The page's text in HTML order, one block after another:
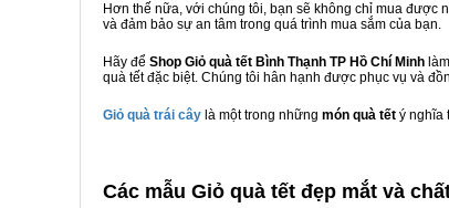
Hơn thế nữa, với chúng tôi, bạn sẽ không chỉ mua được
và đảm bảo sự an tâm trong quá trình mua sắm của bạn.
Hãy để Shop Giỏ quà tết Bình Thạnh TP Hồ Chí Minh
quà tết đặc biệt. Chúng tôi hân hạnh được phục vụ và
Giỏ quà trái cây là một trong những món quà tết ý nghĩa
Các mẫu Giỏ quà tết đẹp mắt và